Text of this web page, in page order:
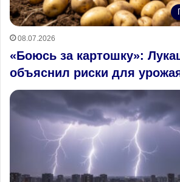
08.07.2026
«Боюсь за картошку»:
объяснил риски для